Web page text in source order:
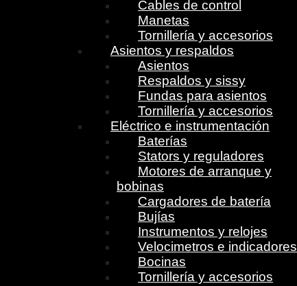
Cables de control
Manetas
Tornillería y accesorios
Asientos y respaldos
Asientos
Respaldos y sissy
Fundas para asientos
Tornillería y accesorios
Eléctrico e instrumentación
Baterías
Stators y reguladores
Motores de arranque y
bobinas
Cargadores de batería
Bujías
Instrumentos y relojes
Velocimetros e indicadores
Bocinas
Tornillería y accesorios